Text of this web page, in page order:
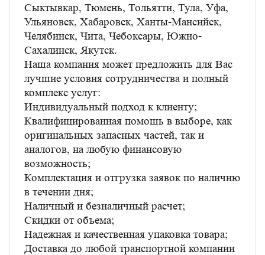
Сыктывкар, Тюмень, Тольятти, Тула, Уфа,
Ульяновск, Хабаровск, Ханты-Мансийск,
Челябинск, Чита, Чебоксары, Южно-
Сахалинск, Якутск.
Наша компания может предложить для Вас
лучшие условия сотрудничества и полный
комплекс услуг:
Индивидуальный подход к клиенту;
Квалифицированная помощь в выборе, как
оригинальных запасных частей, так и
аналогов, на любую финансовую
возможность;
Комплектация и отгрузка заявок по наличию
в течении дня;
Наличный и безналичный расчет;
Скидки от объема;
Надежная и качественная упаковка товара;
Доставка до любой транспортной компании